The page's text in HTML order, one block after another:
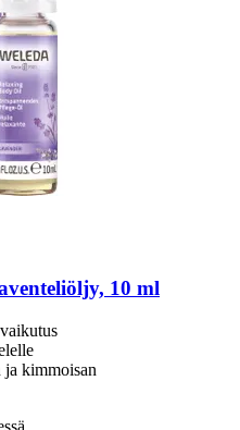
10 ml
ja kimmoisan